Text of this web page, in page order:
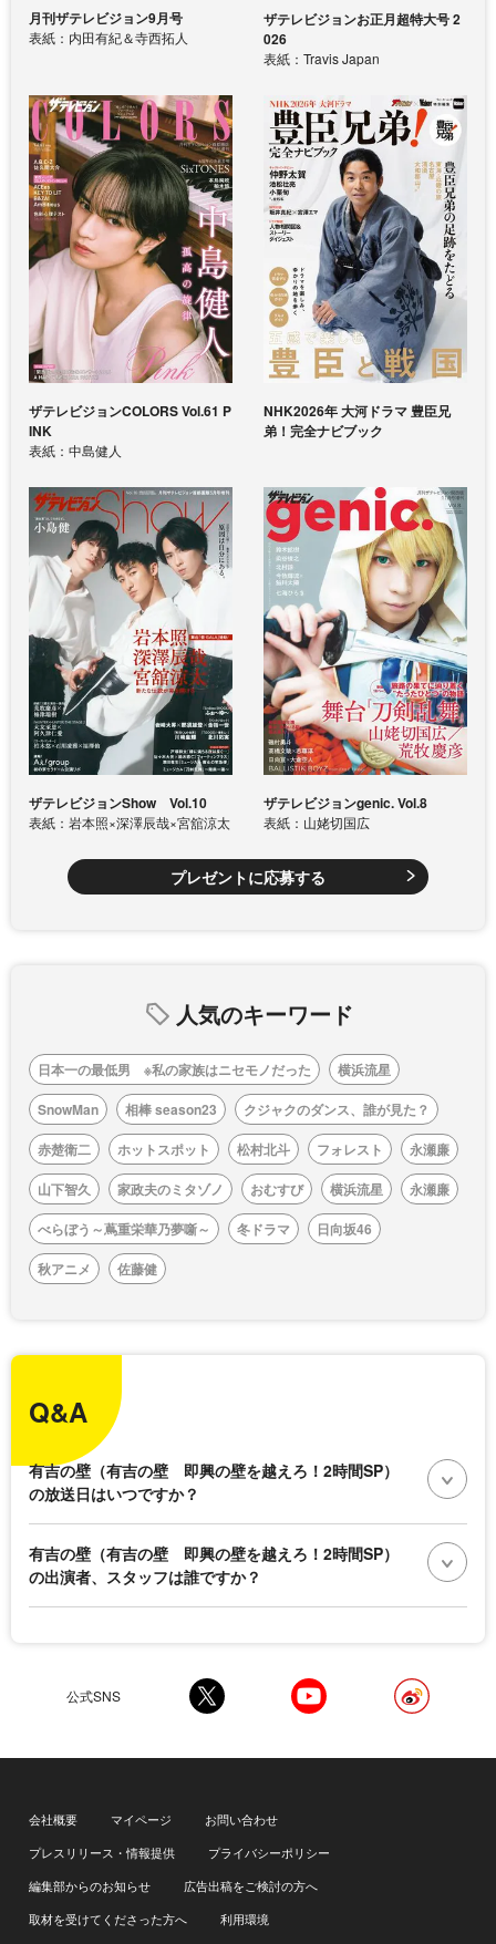
月刊ザテレビジョン9月号
表紙：内田有紀＆寺西拓人
ザテレビジョンお正月超特大号 2
026
表紙：Travis Japan
ザテレビジョンCOLORS Vol.61 P
INK
表紙：中島健人
NHK2026年 大河ドラマ 豊臣兄
弟！完全ナビブック
ザテレビジョンShow Vol.10
表紙：岩本照×深澤辰哉×宮舘涼太
ザテレビジョンgenic. Vol.8
表紙：山姥切国広
プレゼントに応募する
人気のキーワード
日本一の最低男 ※私の家族はニセモノだった
横浜流星
SnowMan
相棒 season23
クジャクのダンス、誰が見た？
赤楚衛二
ホットスポット 松村北斗 フォレスト
永瀬廉
山下智久
家政夫のミタゾノ おむすび 横浜流星
永瀬廉
べらぼう～蔦重栄華乃夢噺～
冬ドラマ
日向坂46
秋アニメ
佐藤健
Q&A
有吉の壁（有吉の壁 即興の壁を越えろ！2時間SP）
の放送日はいつですか？
有吉の壁（有吉の壁 即興の壁を越えろ！2時間SP）
の出演者、スタッフは誰ですか？
公式SNS
会社概要 マイページ
お問い合わせ
プレスリリース・情報提供
プライバシーポリシー
編集部からのお知らせ
広告出稿をご検討の方へ
取材を受けてくださった方へ
利用環境